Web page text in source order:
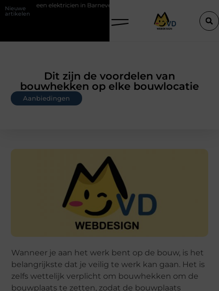
Nieuwe
artikelen
in Barneveld De Perfecte Gids voor Vloerbedekking in
Dit zijn de voordelen van
bouwhekken op elke bouwlocatie
Aanbiedingen
Wanneer je aan het werk bent op de bouw, is het
belangrijkste dat je veilig te werk kan gaan. Het is
zelfs wettelijk verplicht om bouwhekken om de
bouwplaats te zetten, zodat de bouwplaats